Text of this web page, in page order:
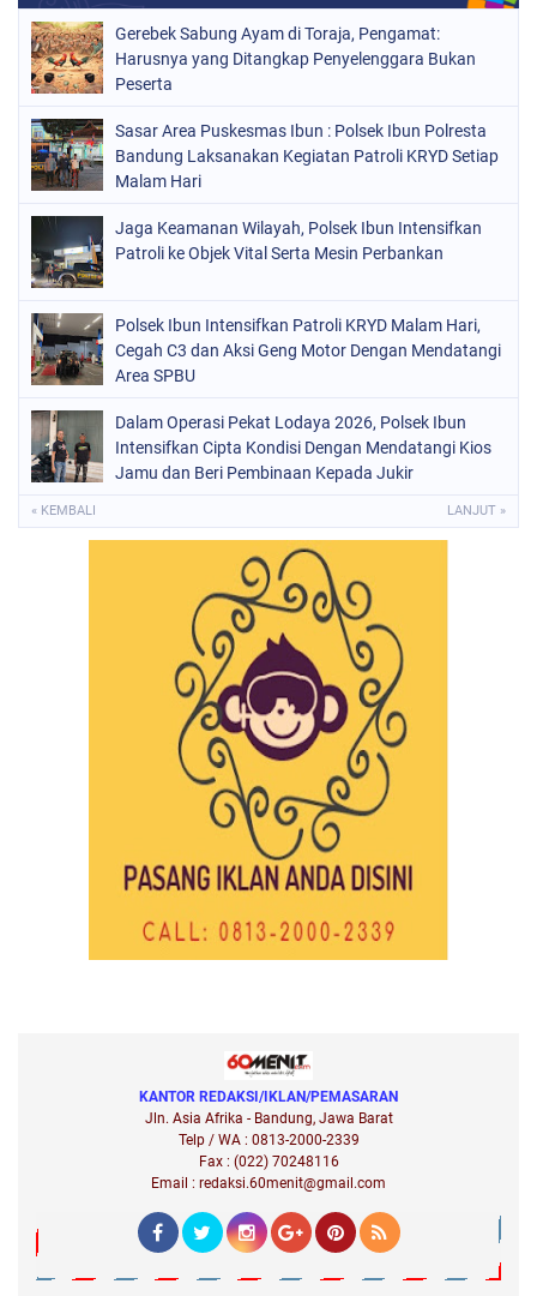
Gerebek Sabung Ayam di Toraja, Pengamat:
Harusnya yang Ditangkap Penyelenggara Bukan
Peserta
Sasar Area Puskesmas Ibun : Polsek Ibun Polresta
Bandung Laksanakan Kegiatan Patroli KRYD Setiap
Malam Hari
Jaga Keamanan Wilayah, Polsek Ibun Intensifkan
Patroli ke Objek Vital Serta Mesin Perbankan
Polsek Ibun Intensifkan Patroli KRYD Malam Hari,
Cegah C3 dan Aksi Geng Motor Dengan Mendatangi
Area SPBU
Dalam Operasi Pekat Lodaya 2026, Polsek Ibun
Intensifkan Cipta Kondisi Dengan Mendatangi Kios
Jamu dan Beri Pembinaan Kepada Jukir
« KEMBALI LANJUT »
KANTOR REDAKSI/IKLAN/PEMASARAN
Jln. Asia Afrika - Bandung, Jawa Barat
Telp / WA : 0813-2000-2339
Fax : (022) 70248116
Email : redaksi.60menit@gmail.com